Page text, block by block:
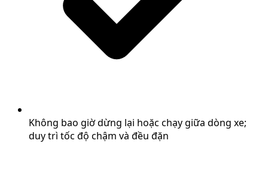
Không bao giờ dừng lại hoặc chạy giữa dòng xe;
duy trì tốc độ chậm và đều đặn